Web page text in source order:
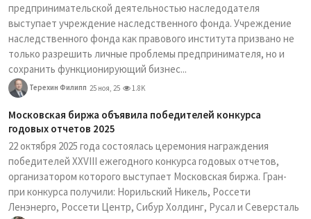
предпринимательской деятельностью наследодателя
выступает учреждение наследственного фонда. Учреждение
наследственного фонда как правового института призвано не
только разрешить личные проблемы предпринимателя, но и
сохранить функционирующий бизнес...
Терехин Филипп 25 ноя, 25 1.8K
Московская биржа объявила победителей конкурса
годовых отчетов 2025
22 октября 2025 года состоялась церемония награждения
победителей XXVIII ежегодного конкурса годовых отчетов,
организатором которого выступает Московская биржа. Гран-
при конкурса получили: Норильский Никель, Россети
Ленэнерго, Россети Центр, Сибур Холдинг, Русал и Северсталь